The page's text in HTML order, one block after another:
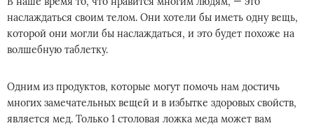
наслаждаться своим телом. Они хотели бы иметь одну вещь,
которой они могли бы наслаждаться, и это будет похоже на
волшебную таблетку.
Одним из продуктов, которые могут помочь нам достичь
многих замечательных вещей и в избытке здоровых свойств,
является мед. Только 1 столовая ложка меда может вам